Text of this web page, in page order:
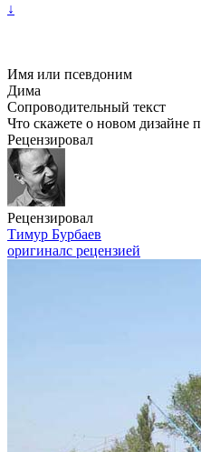
↓
Имя или псевдоним
Дима
Сопроводительный текст
Что скажете о новом дизайне
Рецензировал
Рецензировал
Тимур Бурбаев
оригиналс рецензией